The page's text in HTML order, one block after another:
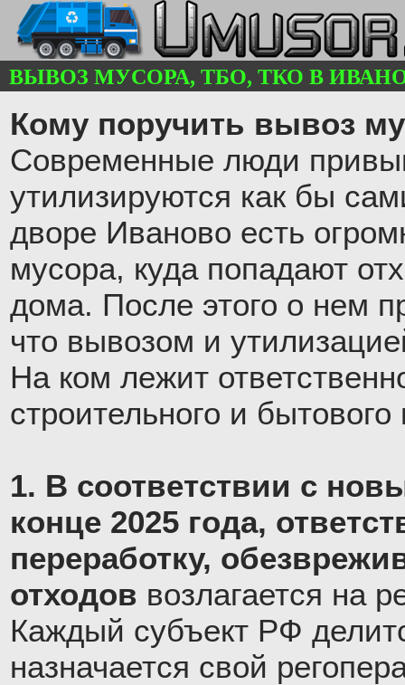
ВЫВОЗ МУСОРА, ТБО, ТКО В
Кому поручить вывоз
Современные люди
утилизируются как бы
дворе Иваново есть
мусора, куда попадают
дома. После этого о нем
что вывозом и
На ком лежит
строительного и
1. В соответствии с
конце 2025 года,
переработку,
отходов возлагается на
Каждый субъект РФ
назначается свой